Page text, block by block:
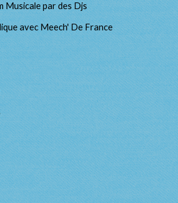
Musicale par des Djs
avec Meech' De France